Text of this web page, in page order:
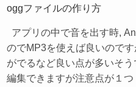
oggファイルの作り方
アプリの中で音を出す時,
のでMP3を使えば良いので
がでるなど良い点が多いそ
編集できますが注意点が１